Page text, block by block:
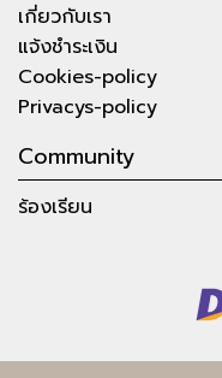
เกี่ยวกับเรา
แจ้งชำระเงิน
Cookies-policy
Privacys-policy
Community
ร้องเรียน